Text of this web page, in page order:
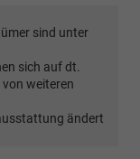
sind unter
sich auf dt.
weiteren
ändert